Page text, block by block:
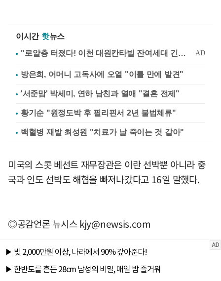
이시간 핫뉴스
방은희, 어머니 고독사에 오열 "이틀 만에 발견"
'서준맘' 박세미, 연하 남친과 열애 "결혼 전제"
황기순 "원정도박 후 필리핀서 2년 불법체류"
백혈병 재발 최성원 "치료가 날 죽이는 것 같아"
미국의 스콧 베선트 재무장관은 이란 선박뿐 아니라 중
국과 인도 선박도 해협을 빠져나갔다고 16일 말했다.
◎공감언론 뉴시스kjy@newsis.com